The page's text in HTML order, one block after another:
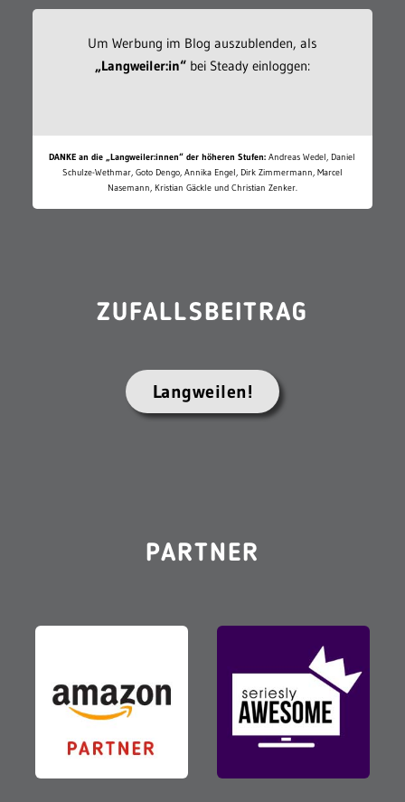
Um Werbung im Blog auszublenden, als
„Langweiler:in“bei Steady einloggen:
DANKE an die „Langweiler:innen“ der höheren Stufen: Andreas Wedel, Daniel
Schulze-Wethmar, Goto Dengo, Annika Engel, Dirk Zimmermann, Marcel
Nasemann, Kristian Gäckle und Christian Zenker.
ZUFALLSBEITRAG
Langweilen!
PARTNER